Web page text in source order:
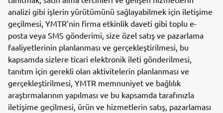
analizi gibi işlerin yürütümünü sağlayabilmek için iletişime
geçilmesi, YMTR’nin firma etkinlik daveti gibi toplu e-
posta veya SMS gönderimi, size özel satış ve pazarlama
faaliyetlerinin planlanması ve gerçekleştirilmesi, bu
kapsamda sizlere ticari elektronik ileti gönderilmesi,
tanıtım için gerekli olan aktivitelerin planlanması ve
gerçekleştirilmesi, YMTR memnuniyet ve bağlılık
araştırmalarının yapılması ve bu kapsamda tarafınızla
iletişime geçilmesi, ürün ve hizmetlerin satış, pazarlaması